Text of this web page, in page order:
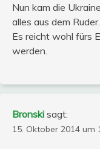
Nun kam die
alles aus dem
Es reicht wohl fürs
werden.
Bronski sagt:
15. Oktober 2014 um